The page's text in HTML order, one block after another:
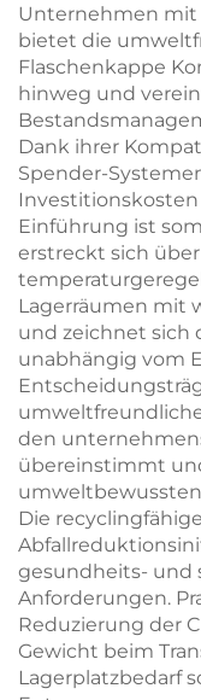
Unternehmen mit
bietet die
Flaschenkappe
hinweg und
Dank ihrer
Spender-
Investitionskosten
Einführung ist
erstreckt sich
Lagerräumen mit
und zeichnet sich
unabhängig vom
den
übereinstimmt
Die
gesundheits- und
Anforderungen.
Reduzierung der
Gewicht beim
Lagerplatzbedarf